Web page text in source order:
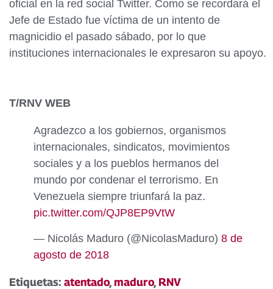
oficial en la red social Twitter. Como se recordará el
Jefe de Estado fue víctima de un intento de
magnicidio el pasado sábado, por lo que
instituciones internacionales le expresaron su apoyo.
T/RNV WEB
Agradezco a los gobiernos, organismos
internacionales, sindicatos, movimientos
sociales y a los pueblos hermanos del
mundo por condenar el terrorismo. En
Venezuela siempre triunfará la paz.
pic.twitter.com/QJP8EP9VtW
— Nicolás Maduro (@NicolasMaduro) 8 de
agosto de 2018
Etiquetas: atentado,maduro, RNV